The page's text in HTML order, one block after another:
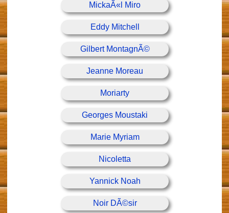
MickaÃ«l Miro
Eddy Mitchell
Gilbert MontagnÃ©
Jeanne Moreau
Moriarty
Georges Moustaki
Marie Myriam
Nicoletta
Yannick Noah
Noir DÃ©sir